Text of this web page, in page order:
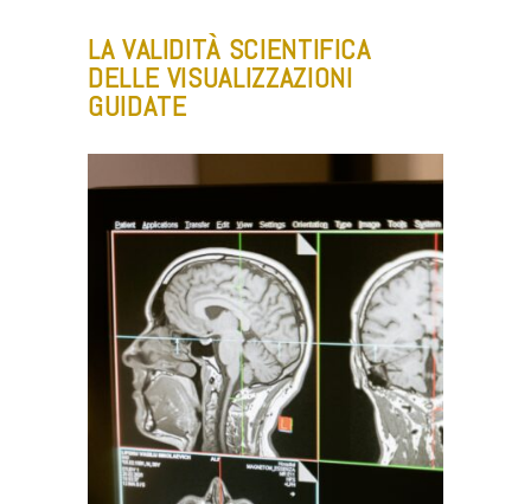
LA VALIDITÀ SCIENTIFICA
DELLE VISUALIZZAZIONI
GUIDATE